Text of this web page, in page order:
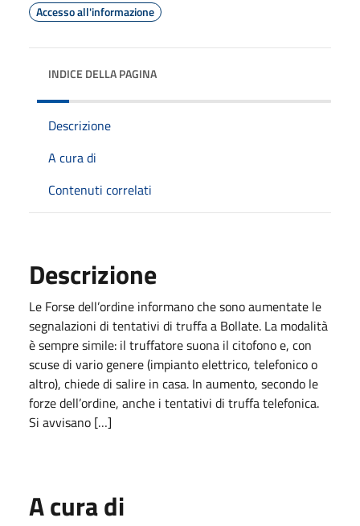
Accesso all'informazione
INDICE DELLA PAGINA
Descrizione
A cura di
Contenuti correlati
Descrizione
Le Forse dell’ordine informano che sono aumentate le
segnalazioni di tentativi di truffa a Bollate. La modalità
è sempre simile: il truffatore suona il citofono e, con
scuse di vario genere (impianto elettrico, telefonico o
altro), chiede di salire in casa. In aumento, secondo le
forze dell’ordine, anche i tentativi di truffa telefonica.
Si avvisano […]
A cura di